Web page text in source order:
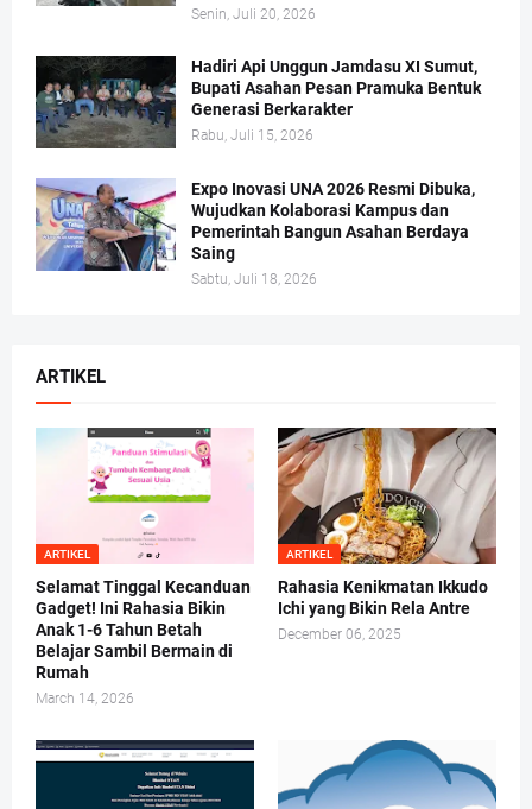
Senin, Juli 20, 2026
Hadiri Api Unggun Jamdasu XI Sumut,
Bupati Asahan Pesan Pramuka Bentuk
Generasi Berkarakter
Rabu, Juli 15, 2026
Expo Inovasi UNA 2026 Resmi Dibuka,
Wujudkan Kolaborasi Kampus dan
Pemerintah Bangun Asahan Berdaya
Saing
Sabtu, Juli 18, 2026
ARTIKEL
ARTIKEL
Selamat Tinggal Kecanduan
Gadget! Ini Rahasia Bikin
Anak 1-6 Tahun Betah
Belajar Sambil Bermain di
Rumah
March 14, 2026
ARTIKEL
Rahasia Kenikmatan Ikkudo
Ichi yang Bikin Rela Antre
December 06, 2025